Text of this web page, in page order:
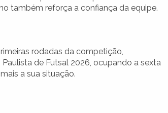
também reforça a confiança da equipe.
rodadas da competição,
de Futsal 2026, ocupando a sexta
a sua situação.